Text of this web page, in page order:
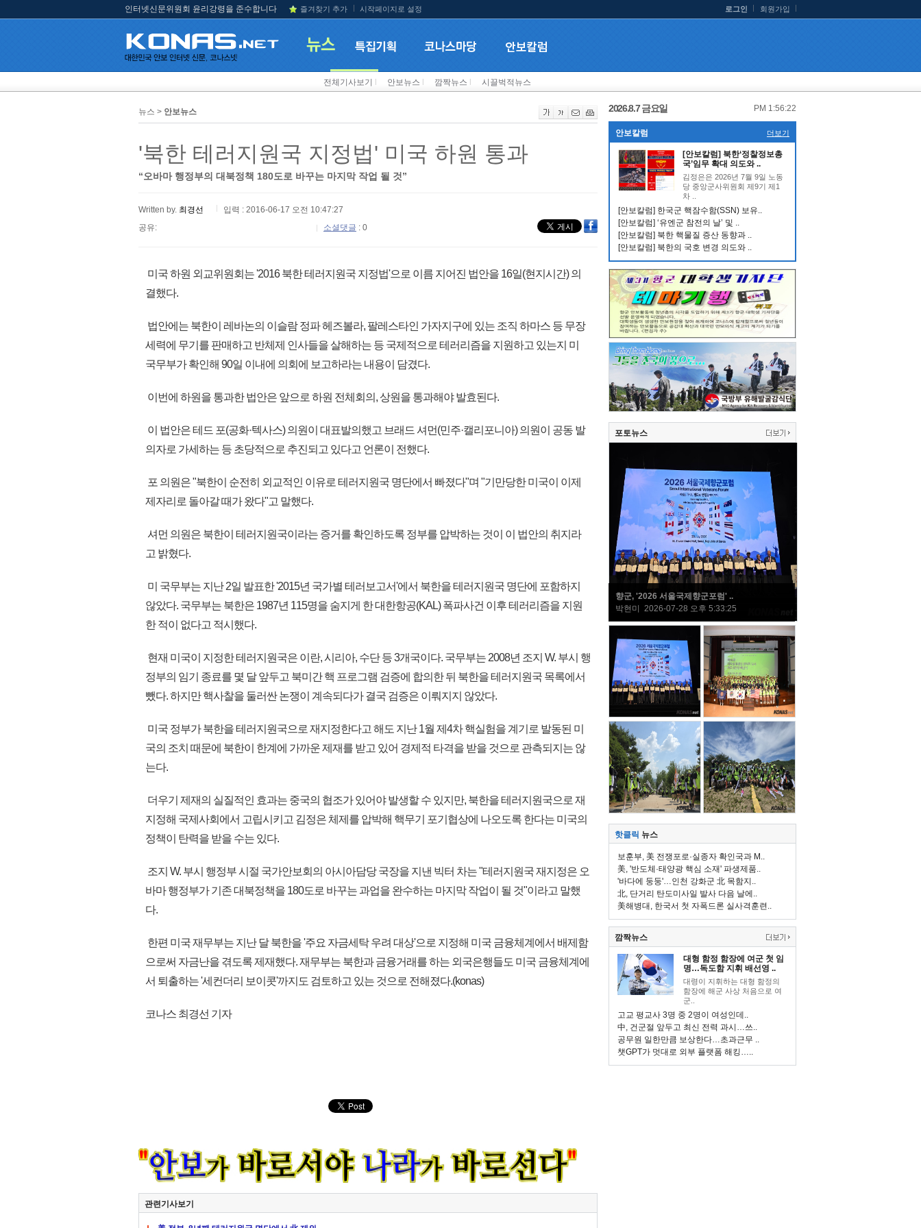
인터넷신문위원회 윤리강령을 준수합니다 즐겨찾기 추가 시작페이지로 설정 로그인 회원가입
전체기사보기 안보뉴스 깜짝뉴스 시끌벅적뉴스
뉴스 > 안보뉴스
'북한 테러지원국 지정법' 미국 하원 통과
“오바마 행정부의 대북정책 180도로 바꾸는 마지막 작업 될 것”
Written by. 최경선
입력 : 2016-06-17 오전 10:47:27
공유:
소셜댓글 : 0
미국 하원 외교위원회는 '2016 북한 테러지원국 지정법'으로 이름 지어진 법안을 16일(현지시간) 의
결했다.
법안에는 북한이 레바논의 이슬람 정파 헤즈볼라, 팔레스타인 가자지구에 있는 조직 하마스 등 무장
세력에 무기를 판매하고 반체제 인사들을 살해하는 등 국제적으로 테러리즘을 지원하고 있는지 미
국무부가 확인해 90일 이내에 의회에 보고하라는 내용이 담겼다.
이번에 하원을 통과한 법안은 앞으로 하원 전체회의, 상원을 통과해야 발효된다.
이 법안은 테드 포(공화·텍사스) 의원이 대표발의했고 브래드 셔먼(민주·캘리포니아) 의원이 공동 발
의자로 가세하는 등 초당적으로 추진되고 있다고 언론이 전했다.
포 의원은 "북한이 순전히 외교적인 이유로 테러지원국 명단에서 빠졌다"며 "기만당한 미국이 이제
제자리로 돌아갈 때가 왔다"고 말했다.
셔먼 의원은 북한이 테러지원국이라는 증거를 확인하도록 정부를 압박하는 것이 이 법안의 취지라
고 밝혔다.
미 국무부는 지난 2일 발표한 '2015년 국가별 테러보고서'에서 북한을 테러지원국 명단에 포함하지
않았다. 국무부는 북한은 1987년 115명을 숨지게 한 대한항공(KAL) 폭파사건 이후 테러리즘을 지원
한 적이 없다고 적시했다.
현재 미국이 지정한 테러지원국은 이란, 시리아, 수단 등 3개국이다. 국무부는 2008년 조지 W. 부시 행
정부의 임기 종료를 몇 달 앞두고 북미간 핵 프로그램 검증에 합의한 뒤 북한을 테러지원국 목록에서
뺐다. 하지만 핵사찰을 둘러싼 논쟁이 계속되다가 결국 검증은 이뤄지지 않았다.
미국 정부가 북한을 테러지원국으로 재지정한다고 해도 지난 1월 제4차 핵실험을 계기로 발동된 미
국의 조치 때문에 북한이 한계에 가까운 제재를 받고 있어 경제적 타격을 받을 것으로 관측되지는 않
는다.
더우기 제재의 실질적인 효과는 중국의 협조가 있어야 발생할 수 있지만, 북한을 테러지원국으로 재
지정해 국제사회에서 고립시키고 김정은 체제를 압박해 핵무기 포기협상에 나오도록 한다는 미국의
정책이 탄력을 받을 수는 있다.
조지 W. 부시 행정부 시절 국가안보회의 아시아담당 국장을 지낸 빅터 차는 "테러지원국 재지정은 오
바마 행정부가 기존 대북정책을 180도로 바꾸는 과업을 완수하는 마지막 작업이 될 것"이라고 말했
다.
한편 미국 재무부는 지난 달 북한을 '주요 자금세탁 우려 대상'으로 지정해 미국 금융체계에서 배제함
으로써 자금난을 겪도록 제재했다. 재무부는 북한과 금융거래를 하는 외국은행들도 미국 금융체계에
서 퇴출하는 '세컨더리 보이콧'까지도 검토하고 있는 것으로 전해졌다.(konas)
코나스 최경선 기자
관련기사보기
2026.8.7 금요일 PM 1:56:22
안보칼럼 더보기
[안보칼럼] 북한‘정찰정보총
국’임무 확대 의도와 ..
김정은은 2026년 7월 9일 노동
당 중앙군사위원회 제9기 제1
차 ..
[안보칼럼] 한국군 핵잠수함(SSN) 보유..
[안보칼럼] ‘유엔군 참전의 날’ 및 ..
[안보칼럼] 북한 핵물질 증산 동향과 ..
[안보칼럼] 북한의 국호 변경 의도와 ..
포토뉴스
향군, '2026 서울국제향군포럼' ..
박현미 2026-07-28 오후 5:33:25
핫클릭 뉴스
보훈부, 美 전쟁포로·실종자 확인국과 M..
美, '반도체·태양광 핵심 소재' 파생제품..
'바다에 둥둥'…인천 강화군 北 목함지..
北, 단거리 탄도미사일 발사 다음 날에..
美해병대, 한국서 첫 자폭드론 실사격훈련..
깜짝뉴스
대형 함정 함장에 여군 첫 임
명…독도함 지휘 배선영 ..
대령이 지휘하는 대형 함정의
함장에 해군 사상 처음으로 여
군..
고교 평교사 3명 중 2명이 여성인데..
中, 건군절 앞두고 최신 전력 과시…쓰..
공무원 일한만큼 보상한다…초과근무 ..
챗GPT가 멋대로 외부 플랫폼 해킹…..